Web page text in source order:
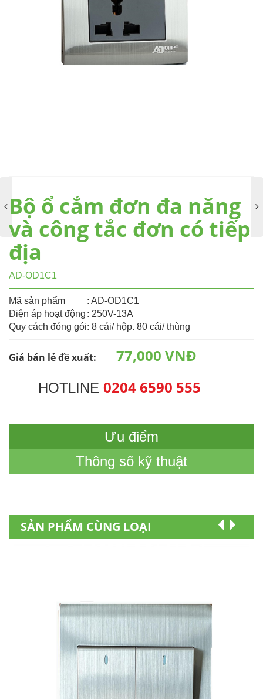
Bộ ổ cắm đơn đa năng
và công tắc đơn có tiếp
địa
AD-OD1C1
Mã sản phẩm
: AD-OD1C1
Điện áp hoạt động : 250V-13A
Quy cách đóng gói: 8 cái/ hộp. 80 cái/ thùng
Giá bán lẻ đề xuất: 77,000 VNĐ
HOTLINE 0204 6590 555
Ưu điểm
Thông số kỹ thuật
SẢN PHẨM CÙNG LOẠI